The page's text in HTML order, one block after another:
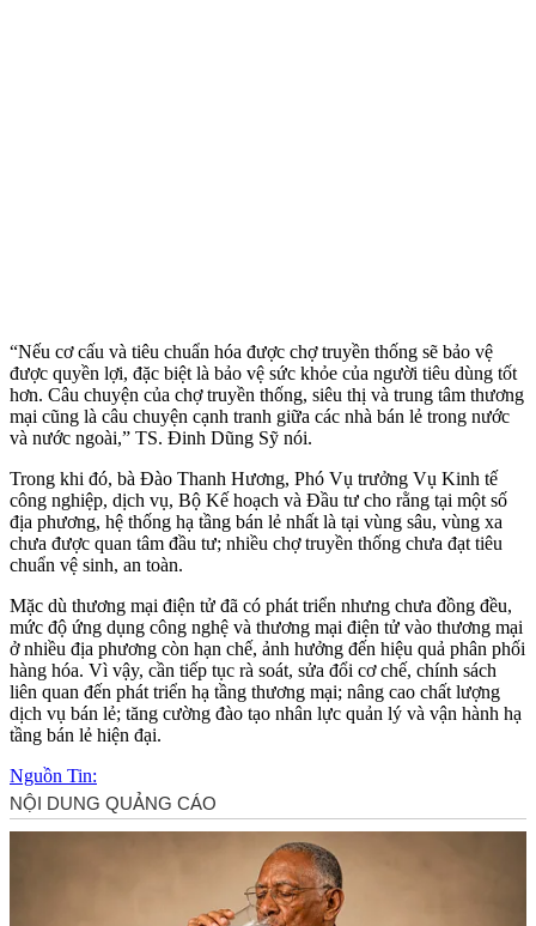
“Nếu cơ cấu và tiêu chuẩn hóa được chợ truyền thống sẽ bảo vệ
được quyền lợi, đặc biệt là bảo vệ sức khỏe của người tiêu dùng tốt
hơn. Câu chuyện của chợ truyền thống, siêu thị và trung tâm thương
mại cũng là câu chuyện cạnh tranh giữa các nhà bán lẻ trong nước
và nước ngoài,” TS. Đinh Dũng Sỹ nói.
Trong khi đó, bà Đào Thanh Hương, Phó Vụ trưởng Vụ Kinh tế
công nghiệp, dịch vụ, Bộ Kế hoạch và Đầu tư cho rằng tại một số
địa phương, hệ thống hạ tầng bán lẻ nhất là tại vùng sâu, vùng xa
chưa được quan tâm đầu tư; nhiều chợ truyền thống chưa đạt tiêu
chuẩn vệ sinh, an toàn.
Mặc dù thương mại điện tử đã có phát triển nhưng chưa đồng đều,
mức độ ứng dụng công nghệ và thương mại điện tử vào thương mại
ở nhiều địa phương còn hạn chế, ảnh hưởng đến hiệu quả phân phối
hàng hóa. Vì vậy, cần tiếp tục rà soát, sửa đổi cơ chế, chính sách
liên quan đến phát triển hạ tầng thương mại; nâng cao chất lượng
dịch vụ bán lẻ; tăng cường đào tạo nhân lực quản lý và vận hành hạ
tầng bán lẻ hiện đại.
Nguồn Tin: